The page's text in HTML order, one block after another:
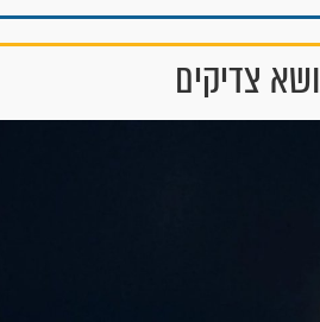
צדיקים